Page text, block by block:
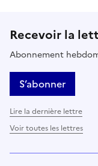
Recevoir la
Abonnement
S’abonner
Lire la dernière lettre
Voir toutes les lettres